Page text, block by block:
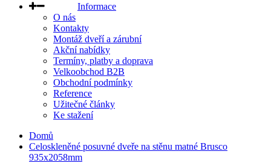
Informace
O nás
Kontakty
Montáž dveří a zárubní
Akční nabídky
Termíny, platby a doprava
Velkoobchod B2B
Obchodní podmínky
Reference
Užitečné články
Ke stažení
Domů
Celoskleněné posuvné dveře na stěnu matné Brusco
935x2058mm